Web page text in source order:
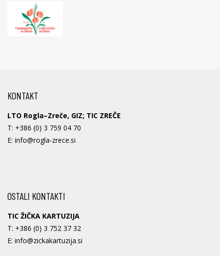
KONTAKT
LTO Rogla–Zreče, GIZ; TIC ZREČE
T: +386 (0) 3 759 04 70
E: info@rogla-zrece.si
OSTALI KONTAKTI
TIC ŽIČKA KARTUZIJA
T: +386 (0) 3 752 37 32
E: info@zickakartuzija.si